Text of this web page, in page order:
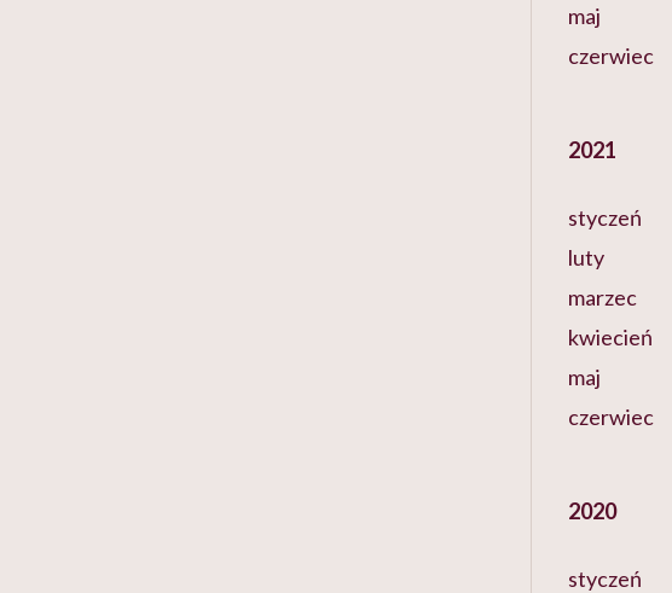
maj
czerwiec
2021
styczeń
luty
marzec
kwiecień
maj
czerwiec
2020
styczeń